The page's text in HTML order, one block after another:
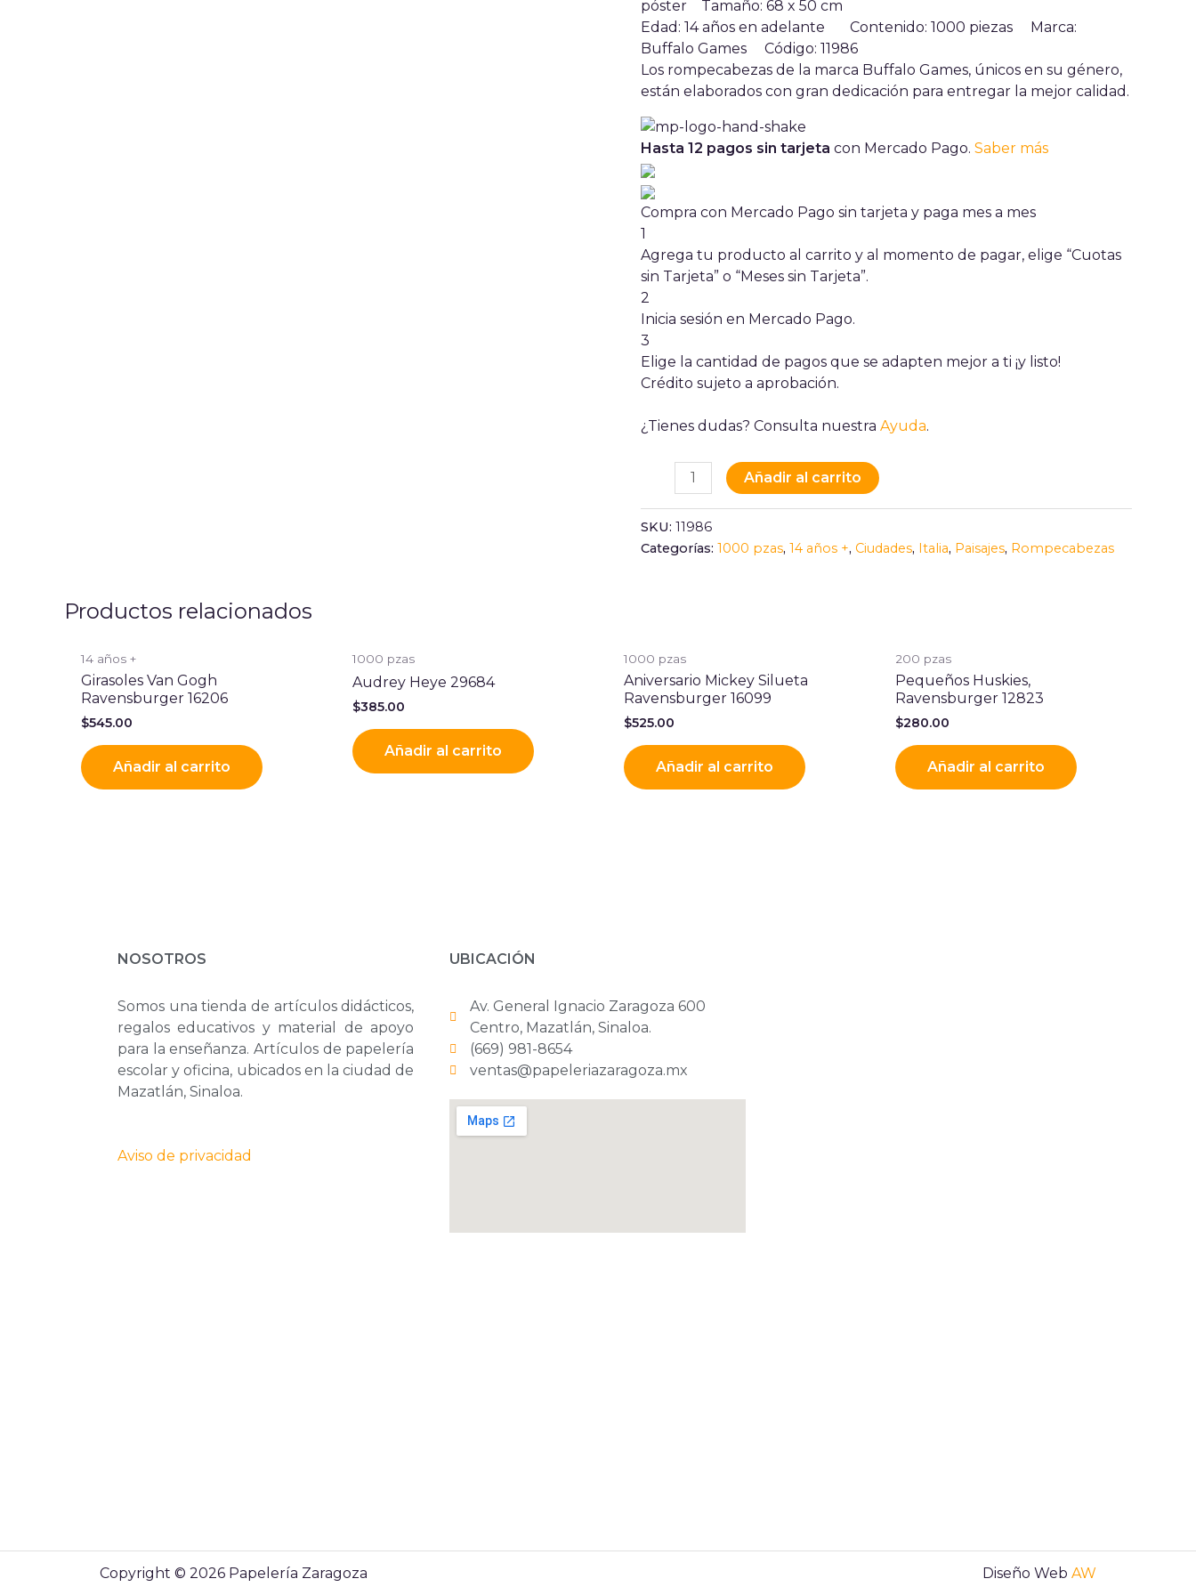
póster Tamaño: 68 x 50 cm
Edad: 14 años en adelante Contenido: 1000 piezas Marca:
Buffalo Games Código: 11986
Los rompecabezas de la marca Buffalo Games, únicos en su género,
están elaborados con gran dedicación para entregar la mejor calidad.
Hasta 12 pagos sin tarjeta con Mercado Pago. Saber más
Compra con Mercado Pago sin tarjeta y paga mes a mes
1
Agrega tu producto al carrito y al momento de pagar, elige “Cuotas
sin Tarjeta” o “Meses sin Tarjeta”.
2
Inicia sesión en Mercado Pago.
3
Elige la cantidad de pagos que se adapten mejor a ti ¡y listo!
Crédito sujeto a aprobación.
¿Tienes dudas? Consulta nuestra Ayuda.
Añadir al carrito
SKU: 11986
Categorías: 1000 pzas, 14 años +, Ciudades, Italia, Paisajes, Rompecabezas
Productos relacionados
14 años +
Girasoles Van Gogh
Ravensburger 16206
$545.00
Añadir al carrito
1000 pzas
Audrey Heye 29684
$385.00
Añadir al carrito
1000 pzas
Aniversario Mickey Silueta
Ravensburger 16099
$525.00
Añadir al carrito
200 pzas
Pequeños Huskies,
Ravensburger 12823
$280.00
Añadir al carrito
NOSOTROS
Somos una tienda de artículos didácticos,
regalos educativos y material de apoyo
para la enseñanza. Artículos de papelería
escolar y oficina, ubicados en la ciudad de
Mazatlán, Sinaloa.
Aviso de privacidad
UBICACIÓN
Av. General Ignacio Zaragoza 600
Centro, Mazatlán, Sinaloa.
(669) 981-8654
ventas@papeleriazaragoza.mx
Copyright © 2026 Papelería Zaragoza Diseño Web AW